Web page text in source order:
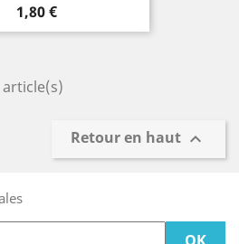
Prix
1,80 €
Retour en haut 